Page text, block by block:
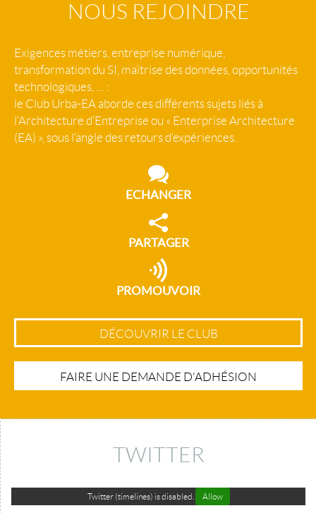
NOUS REJOINDRE
Exigences métiers, entreprise numérique,
transformation du SI, maîtrise des données, opportunités
technologiques, … :
le Club Urba-EA aborde ces différents sujets liés à
l’Architecture d’Entreprise ou « Enterprise Architecture
(EA) », sous l’angle des retours d’expériences.
ECHANGER
PARTAGER
PROMOUVOIR
DÉCOUVRIR LE CLUB
FAIRE UNE DEMANDE D'ADHÉSION
TWITTER
Twitter (timelines) is disabled. Allow